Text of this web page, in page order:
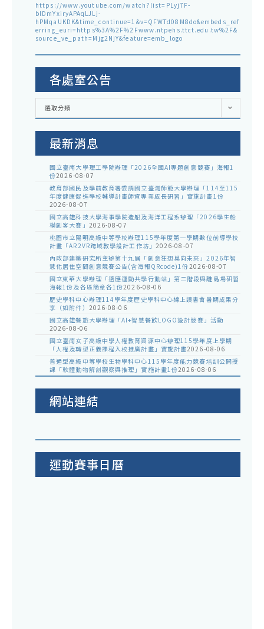
https://www.youtube.com/watch?list=PLyj7F-
blDmYxiryAPAqLJLj-
hPMqaUKDK&time_continue=1&v=QFWTd08M8do&embeds_ref
erring_euri=https%3A%2F%2Fwww.ntpehs.ttct.edu.tw%2F&
source_ve_path=Mjg2NjY&feature=emb_logo
各處室公告
各
室
選取分類
最新消息
國立臺南大學理工學院辦理「2026全國AI專題創意競賽」海報1
份2026-08-07
教育部國民及學前教育署委請國立臺灣師範大學辦理「114至115
年度健康促進學校輔導計畫師資專業成長研習」實施計畫1份
2026-08-07
國立高雄科技大學海事學院造船及海洋工程系辦理「2026學生船
模創客大賽」 2026-08-07
桃園市立陽明高級中等學校辦理115學年度第一學期數位前導學校
計畫「AR2VR跨域教學設計工作坊」 2026-08-07
內政部建築研究所主辦第十九屆「創意狂想巢向未來」2026年智
慧化居住空間創意競賽公告(含海報QRcode)1份2026-08-07
國立東華大學辦理「適應運動共學行動站」第二階段與離島場研習
海報1份及各區簡章各1份2026-08-06
歷史學科中心辦理114學年度歷史學科中心線上讀書會暑期成果分
享（如附件） 2026-08-06
國立高雄餐旅大學辦理「AI+智慧餐飲LOGO設計競賽」活動
2026-08-06
國立臺南女子高級中學人權教育資源中心辦理115學年度上學期
「人權及轉型正義課程入校推廣計畫」實施計畫2026-08-06
普通型高級中等學校生物學科中心115學年度能力競賽培訓公開授
課「軟體動物解剖觀察與推理」實施計畫1份2026-08-06
網站連結
運動賽事日曆